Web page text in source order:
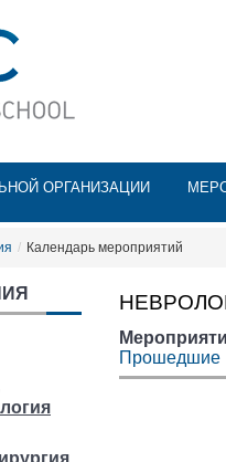
ОРГАНИЗАЦИИ
/ Календарь мероприятий
Прошедшие